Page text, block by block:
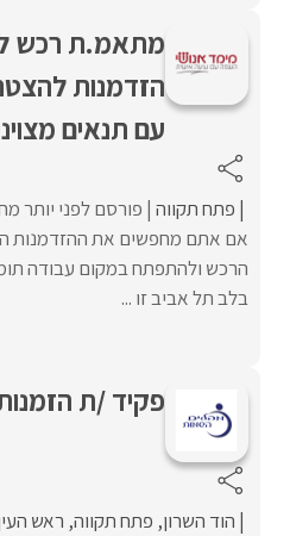
מתאמ.ת רכש
הזדמנות
עם תנאים
פתח תקווה פורסם לפני יותר
אם אתם מחפשים את ההזדמנות
הרכש ולהתפתח במקום עבודה
בלב תל אביב זו ...
פקיד /ת
הוד השרון פתח תקווה ראש